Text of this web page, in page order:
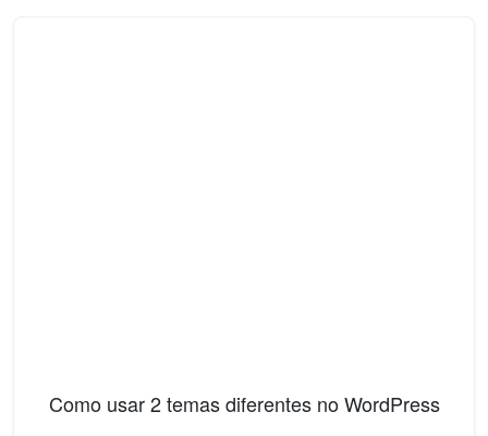
Como usar 2 temas diferentes no WordPress